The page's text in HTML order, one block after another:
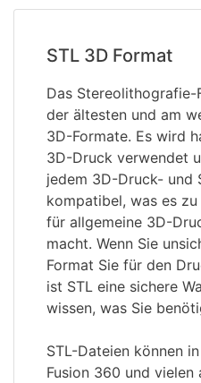
STL 3D Format
Das Stereolithografie-
der ältesten und am
3D-Formate. Es wird
3D-Druck verwendet
jedem 3D-Druck- und
kompatibel, was es
für allgemeine 3D-
macht. Wenn Sie
Format Sie für den
ist STL eine sichere
wissen, was Sie
STL-Dateien können
Fusion 360 und vielen